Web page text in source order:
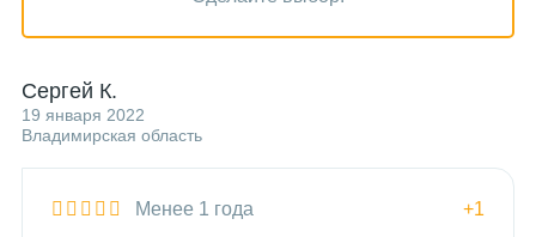
Сергей К.
19 января 2022
Владимирская область
Менее 1 года +1